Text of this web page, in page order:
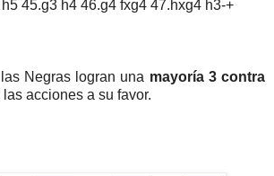
45.g3 h4 46.g4 fxg4 47.hxg4 h3-+
Negras logran una mayoría 3 contra
acciones a su favor.